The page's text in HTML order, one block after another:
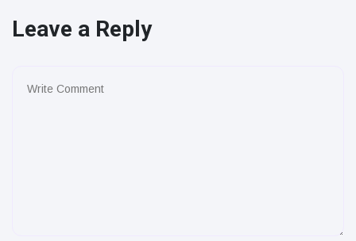
Leave a Reply